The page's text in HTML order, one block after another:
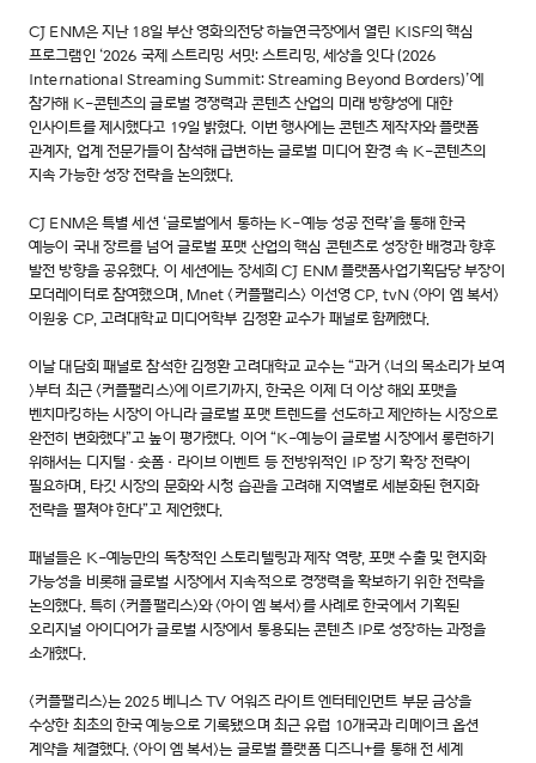
CJ ENM은 지난 18일 부산 영화의전당 하늘연극장에서 열린 KISF의 핵심
프로그램인 ‘2026 국제 스트리밍 서밋: 스트리밍, 세상을 잇다 (2026
International Streaming Summit: Streaming Beyond Borders)’에
참가해 K-콘텐츠의 글로벌 경쟁력과 콘텐츠 산업의 미래 방향성에 대한
인사이트를 제시했다고 19일 밝혔다. 이번 행사에는 콘텐츠 제작자와 플랫폼
관계자, 업계 전문가들이 참석해 급변하는 글로벌 미디어 환경 속 K-콘텐츠의
지속 가능한 성장 전략을 논의했다.
CJ ENM은 특별 세션 ‘글로벌에서 통하는 K-예능 성공 전략’을 통해 한국
예능이 국내 장르를 넘어 글로벌 포맷 산업의 핵심 콘텐츠로 성장한 배경과 향후
발전 방향을 공유했다. 이 세션에는 장세희 CJ ENM 플랫폼사업기획담당 부장이
모더레이터로 참여했으며, Mnet <커플팰리스> 이선영 CP, tvN <아이 엠 복서>
이원웅 CP, 고려대학교 미디어학부 김정환 교수가 패널로 함께했다.
이날 대담회 패널로 참석한 김정환 고려대학교 교수는 “과거 <너의 목소리가 보여
>부터 최근 <커플팰리스>에 이르기까지, 한국은 이제 더 이상 해외 포맷을
벤치마킹하는 시장이 아니라 글로벌 포맷 트렌드를 선도하고 제안하는 시장으로
완전히 변화했다”고 높이 평가했다. 이어 “K-예능이 글로벌 시장에서 롱런하기
위해서는 디지털·숏폼·라이브 이벤트 등 전방위적인 IP 장기 확장 전략이
필요하며, 타깃 시장의 문화와 시청 습관을 고려해 지역별로 세분화된 현지화
전략을 펼쳐야 한다”고 제언했다.
패널들은 K-예능만의 독창적인 스토리텔링과 제작 역량, 포맷 수출 및 현지화
가능성을 비롯해 글로벌 시장에서 지속적으로 경쟁력을 확보하기 위한 전략을
논의했다. 특히 <커플팰리스>와 <아이 엠 복서>를 사례로 한국에서 기획된
오리지널 아이디어가 글로벌 시장에서 통용되는 콘텐츠 IP로 성장하는 과정을
소개했다.
<커플팰리스>는 2025 베니스 TV 어워즈 라이트 엔터테인먼트 부문 금상을
수상한 최초의 한국 예능으로 기록됐으며 최근 유럽 10개국과 리메이크 옵션
계약을 체결했다. <아이 엠 복서>는 글로벌 플랫폼 디즈니+를 통해 전 세계